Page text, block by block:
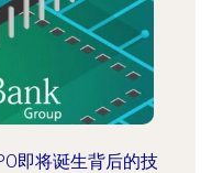
即将诞生背后的技